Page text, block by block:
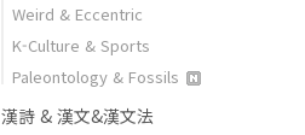
Weird & Eccentric
K-Culture & Sports
Paleontology & Fossils
漢詩 & 漢文&漢文法